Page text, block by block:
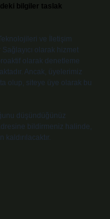
bilgiler taslak
ve İletişim
olarak hizmet
olarak denetleme
Ancak, üyelerimiz
olup, siteye üye olarak bu
düşündüğünüz
bildirmeniz halinde,